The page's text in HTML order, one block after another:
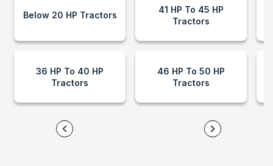
Below 20 HP Tractors
36 HP To 40 HP
Tractors
41 HP To 45 HP
Tractors
46 HP To 50 HP
Tractors